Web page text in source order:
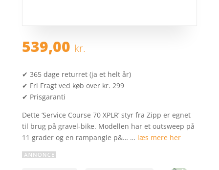
539,00 kr.
✔ 365 dage returret (ja et helt år)
✔ Fri Fragt ved køb over kr. 299
✔ Prisgaranti
Dette ‘Service Course 70 XPLR’ styr fra Zipp er egnet
til brug på gravel-bike. Modellen har et outsweep på
11 grader og en rampangle p&… … læs mere her